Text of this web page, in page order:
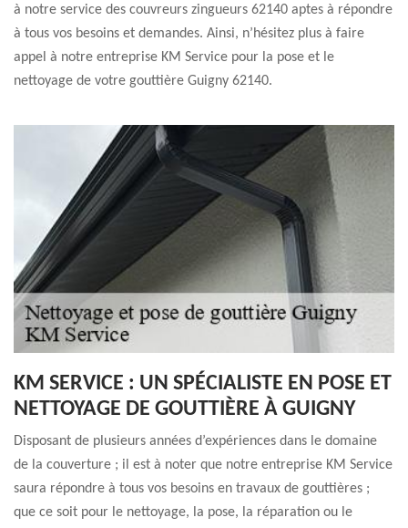
à notre service des couvreurs zingueurs 62140 aptes à répondre
à tous vos besoins et demandes. Ainsi, n’hésitez plus à faire
appel à notre entreprise KM Service pour la pose et le
nettoyage de votre gouttière Guigny 62140.
KM SERVICE : UN SPÉCIALISTE EN POSE ET
NETTOYAGE DE GOUTTIÈRE À GUIGNY
Disposant de plusieurs années d’expériences dans le domaine
de la couverture ; il est à noter que notre entreprise KM Service
saura répondre à tous vos besoins en travaux de gouttières ;
que ce soit pour le nettoyage, la pose, la réparation ou le